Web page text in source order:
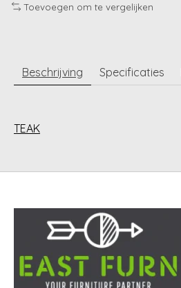
Toevoegen om te vergelijken
Beschrijving Specificaties
TEAK